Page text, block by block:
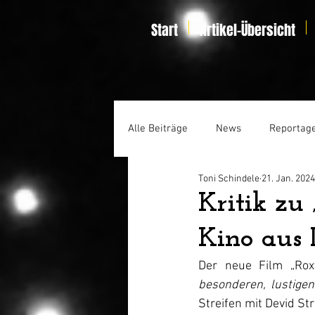
Start Artikel-Übersicht
Alle Beiträge News
Home
Kritik zu
Kino aus
Toni Schindele 21. Jan. 2024
Der neue Film
besonderen,
Streifen mit Devid